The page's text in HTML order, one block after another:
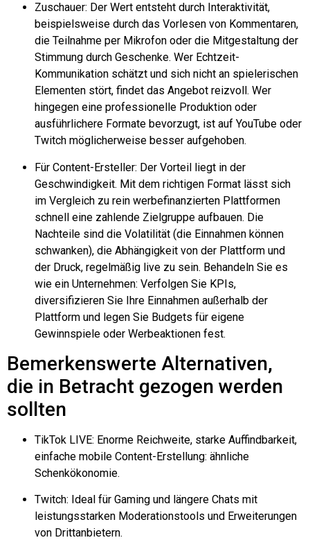
Zuschauer: Der Wert entsteht durch Interaktivität,
beispielsweise durch das Vorlesen von Kommentaren,
die Teilnahme per Mikrofon oder die Mitgestaltung der
Stimmung durch Geschenke. Wer Echtzeit-
Kommunikation schätzt und sich nicht an spielerischen
Elementen stört, findet das Angebot reizvoll. Wer
hingegen eine professionelle Produktion oder
ausführlichere Formate bevorzugt, ist auf YouTube oder
Twitch möglicherweise besser aufgehoben.
Für Content-Ersteller: Der Vorteil liegt in der
Geschwindigkeit. Mit dem richtigen Format lässt sich
im Vergleich zu rein werbefinanzierten Plattformen
schnell eine zahlende Zielgruppe aufbauen. Die
Nachteile sind die Volatilität (die Einnahmen können
schwanken), die Abhängigkeit von der Plattform und
der Druck, regelmäßig live zu sein. Behandeln Sie es
wie ein Unternehmen: Verfolgen Sie KPIs,
diversifizieren Sie Ihre Einnahmen außerhalb der
Plattform und legen Sie Budgets für eigene
Gewinnspiele oder Werbeaktionen fest.
Bemerkenswerte Alternativen,
die in Betracht gezogen werden
sollten
TikTok LIVE: Enorme Reichweite, starke Auffindbarkeit,
einfache mobile Content-Erstellung: ähnliche
Schenkökonomie.
Twitch: Ideal für Gaming und längere Chats mit
leistungsstarken Moderationstools und Erweiterungen
von Drittanbietern.